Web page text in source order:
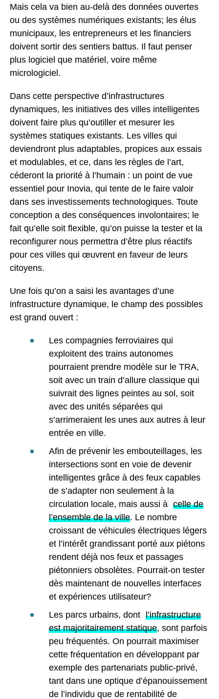
Mais cela va bien au-delà des données ouvertes
ou des systèmes numériques existants; les élus
municipaux, les entrepreneurs et les financiers
doivent sortir des sentiers battus. Il faut penser
plus logiciel que matériel, voire même
micrologiciel.
Dans cette perspective d’infrastructures
dynamiques, les initiatives des villes intelligentes
doivent faire plus qu’outiller et mesurer les
systèmes statiques existants. Les villes qui
deviendront plus adaptables, propices aux essais
et modulables, et ce, dans les règles de l’art,
céderont la priorité à l’humain : un point de vue
essentiel pour Inovia, qui tente de le faire valoir
dans ses investissements technologiques. Toute
conception a des conséquences involontaires; le
fait qu’elle soit flexible, qu’on puisse la tester et la
reconfigurer nous permettra d’être plus réactifs
pour ces villes qui œuvrent en faveur de leurs
citoyens.
Une fois qu’on a saisi les avantages d’une
infrastructure dynamique, le champ des possibles
est grand ouvert :
Les compagnies ferroviaires qui
exploitent des trains autonomes
pourraient prendre modèle sur le TRA,
soit avec un train d’allure classique qui
suivrait des lignes peintes au sol, soit
avec des unités séparées qui
s’arrimeraient les unes aux autres à leur
entrée en ville.
Afin de prévenir les embouteillages, les
intersections sont en voie de devenir
intelligentes grâce à des feux capables
de s’adapter non seulement à la
circulation locale, mais aussi à celle de
l’ensemble de la ville. Le nombre
croissant de véhicules électriques légers
et l’intérêt grandissant porté aux piétons
rendent déjà nos feux et passages
piétonniers obsolètes. Pourrait-on tester
dès maintenant de nouvelles interfaces
et expériences utilisateur?
Les parcs urbains, dont l’infrastructure
est majoritairement statique, sont parfois
peu fréquentés. On pourrait maximiser
cette fréquentation en développant par
exemple des partenariats public-privé,
tant dans une optique d’épanouissement
de l’individu que de rentabilité de